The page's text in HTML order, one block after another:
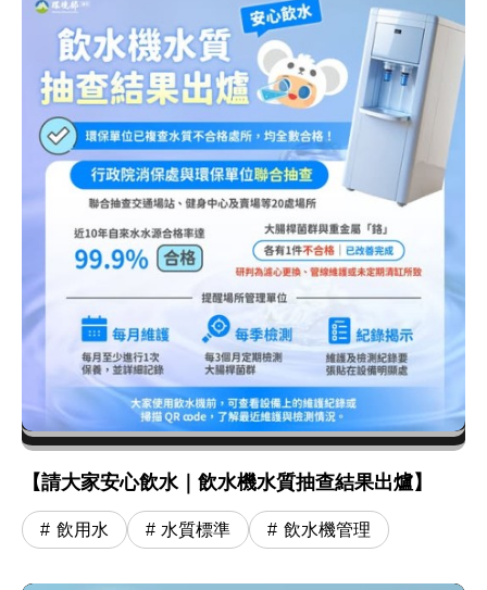
【請大家安心飲水｜飲水機水質抽查結果出爐】
飲用水 水質標準 飲水機管理